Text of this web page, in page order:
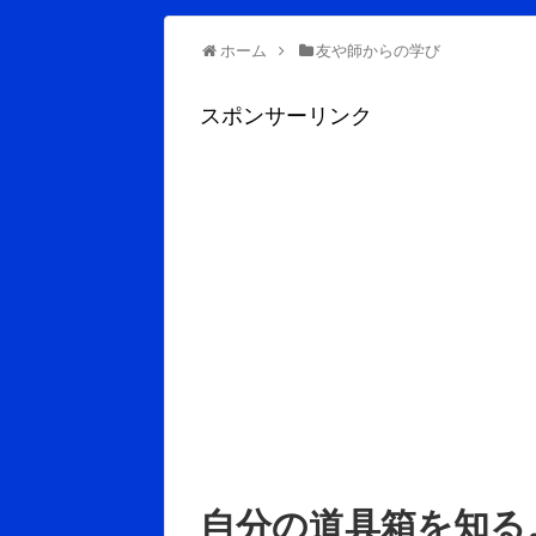
ホーム 友や師からの学び
スポンサーリンク
自分の道具箱を知る